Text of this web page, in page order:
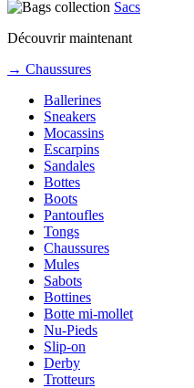
Sacs
Découvrir maintenant
→ Chaussures
Ballerines
Sneakers
Mocassins
Escarpins
Sandales
Bottes
Boots
Pantoufles
Tongs
Chaussures
Mules
Sabots
Bottines
Botte mi-mollet
Nu-Pieds
Slip-on
Derby
Trotteurs